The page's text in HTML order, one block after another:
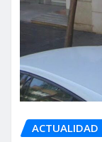
ACTUALIDAD